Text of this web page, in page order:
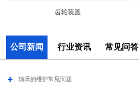
齿轮装置
公司新闻 行业资讯 常见问答
轴承的维护常见问题